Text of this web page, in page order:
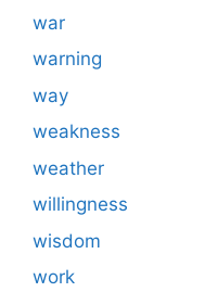
war
warning
way
weakness
weather
willingness
wisdom
work